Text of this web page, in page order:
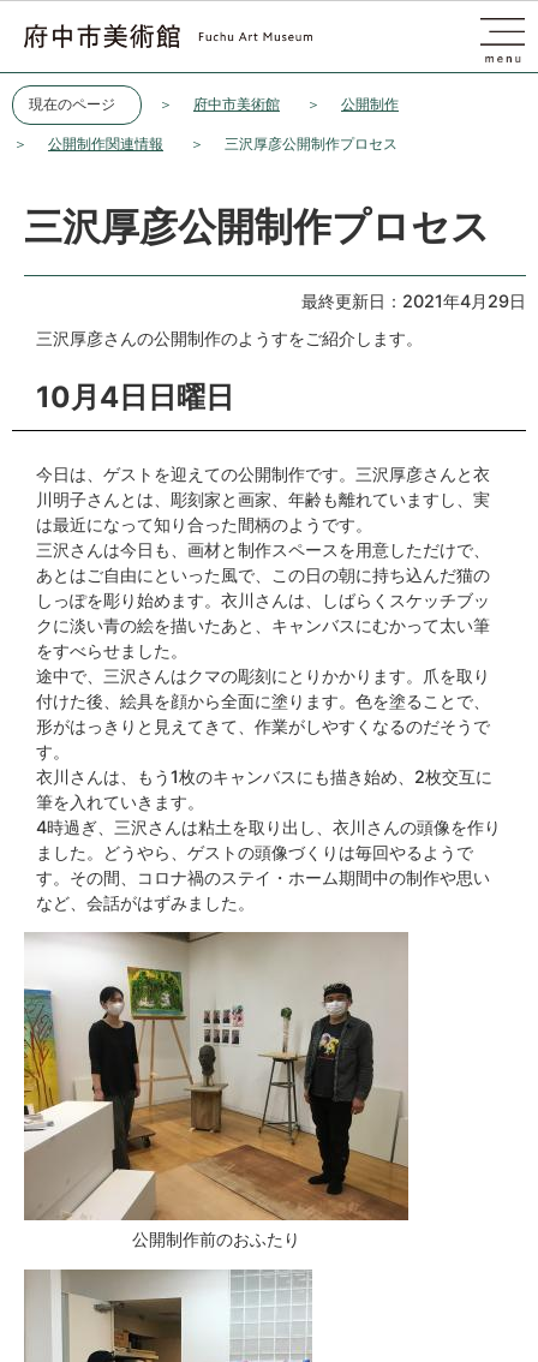
現在のページ 府中市美術館 公開制作
公開制作関連情報 三沢厚彦公開制作プロセス
三沢厚彦公開制作プロセス
最終更新日：2021年4月29日
三沢厚彦さんの公開制作のようすをご紹介します。
10月4日日曜日
今日は、ゲストを迎えての公開制作です。三沢厚彦さんと衣
川明子さんとは、彫刻家と画家、年齢も離れていますし、実
は最近になって知り合った間柄のようです。
三沢さんは今日も、画材と制作スペースを用意しただけで、
あとはご自由にといった風で、この日の朝に持ち込んだ猫の
しっぽを彫り始めます。衣川さんは、しばらくスケッチブッ
クに淡い青の絵を描いたあと、キャンバスにむかって太い筆
をすべらせました。
途中で、三沢さんはクマの彫刻にとりかかります。爪を取り
付けた後、絵具を顔から全面に塗ります。色を塗ることで、
形がはっきりと見えてきて、作業がしやすくなるのだそうで
す。
衣川さんは、もう1枚のキャンバスにも描き始め、2枚交互に
筆を入れていきます。
4時過ぎ、三沢さんは粘土を取り出し、衣川さんの頭像を作り
ました。どうやら、ゲストの頭像づくりは毎回やるようで
す。その間、コロナ禍のステイ・ホーム期間中の制作や思い
など、会話がはずみました。
公開制作前のおふたり